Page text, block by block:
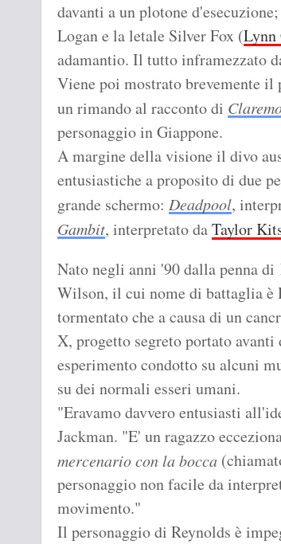
davanti a un plotone
Logan e la letale Silver Fox (Lynn
adamantio. Il tutto inframezzato
Viene poi mostrato brevemente il
un rimando al racconto di
personaggio in Giappone.
A margine della visione il divo
entusiastiche a proposito di due
grande schermo: Deadpool,
Gambit, interpretato daTaylor
Nato negli anni '90 dalla penna
Wilson, il cui nome di battaglia è
tormentato che a causa di un
X, progetto segreto portato avanti
esperimento condotto su alcuni
su dei normali esseri umani.
"Eravamo davvero entusiasti
Jackman. "E' un ragazzo
mercenario con la bocca
personaggio non facile da
movimento."
Il personaggio di Reynolds è